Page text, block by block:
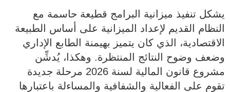
يشكل تنفيذ ميزانية البرامج قطيعة حاسمة مع
النظام القديم لإعداد الميزانية على أساس الطبيعة
الاقتصادية، الذي كان يتميز بهيمنة الطابع الإداري
وضعف وضوح النتائج المنتظرة. وهكذا، يُدشِّن
مشروع قانون المالية لسنة 2026 مرحلة جديدة
تقوم على الفعالية والشفافية والمساءلة باعتبارها